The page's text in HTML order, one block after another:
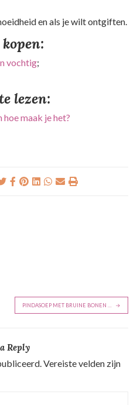
en als je wilt ontgiften.
vochtig;
lezen:
maak je het?
PINDASOEP MET BRUI­NE BO­NEN …
Reply
Vereiste velden zijn